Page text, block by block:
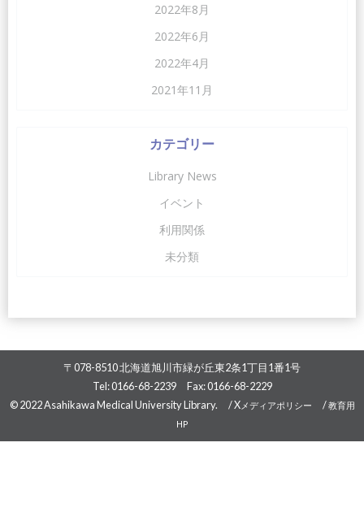
2022年8月
2022年6月
2022年4月
2021年11月
カテゴリー
Library News
イベント
利用関係
未分類
〒078-8510 北海道旭川市緑が丘東2条1丁目1番1号
Tel: 0166-68-2239 Fax: 0166-68-2229
© 2022 Asahikawa Medical University Library. /Xメディアポリシー /教育用
HP